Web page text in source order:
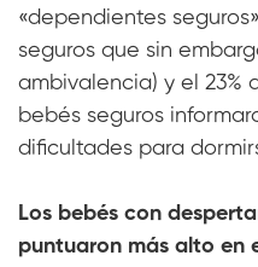
«dependientes
seguros que sin
ambivalencia) y el 23%
bebés seguros
dificultades para
Los bebés con
puntuaron más alto en